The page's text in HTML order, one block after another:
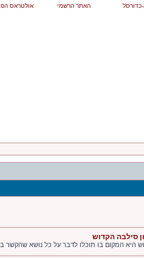
כדורסל האתר הרשמי אולטראס
סילבה הקדוש
היא המקום בו תוכלו לדבר על כל נושא שהקשר